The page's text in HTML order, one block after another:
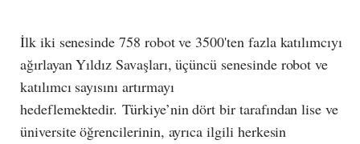
İlk iki senesinde 758 robot ve 3500'ten fazla katılımcıyı
ağırlayan Yıldız Savaşları, üçüncü senesinde robot ve
katılımcı sayısını artırmayı
hedeflemektedir. Türkiye’nin dört bir tarafından lise ve
üniversite öğrencilerinin, ayrıca ilgili herkesin